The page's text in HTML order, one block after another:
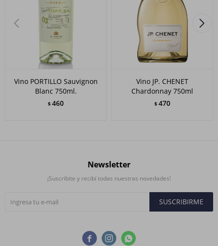
Vino PORTILLO Sauvignon
Blanc 750ml.
$ 460
Vino JP. CHENET
Chardonnay 750ml
$ 470
  
Newsletter
¡Suscribite y recibí todas nuestras novedades!
SUSCRIBIRME